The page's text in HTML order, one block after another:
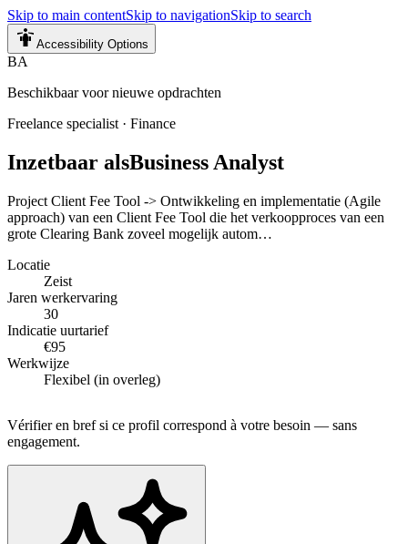
Skip to main contentSkip to navigationSkip to search
Accessibility Options
BA
Beschikbaar voor nieuwe opdrachten
Freelance specialist · Finance
Inzetbaar alsBusiness Analyst
Project Client Fee Tool -> Ontwikkeling en implementatie (Agile
approach) van een Client Fee Tool die het verkoopproces van een
grote Clearing Bank zoveel mogelijk autom…
Locatie
Zeist
Jaren werkervaring
30
Indicatie uurtarief
€95
Werkwijze
Flexibel (in overleg)
Vérifier en bref si ce profil correspond à votre besoin — sans
engagement.